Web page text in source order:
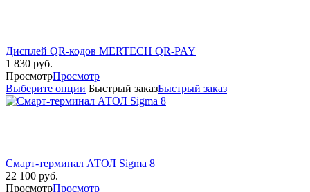
Дисплей QR-кодов MERTECH QR-PAY
1 830 руб.
ПросмотрПросмотр
Выберите опции Быстрый заказБыстрый заказ
Смарт-терминал АТОЛ Sigma 8
22 100 руб.
ПросмотрПросмотр